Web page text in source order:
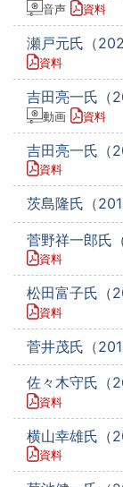
音声 資料
瀬戸元氏（
資料
吉田亮一氏（
動画 資料
吉田亮一氏（
資料
茨島隆氏（
菅野祥一郎氏
資料
松田富子氏（
資料
菅井茂氏（
佐々木守氏（
資料
横山幸雄氏（
資料